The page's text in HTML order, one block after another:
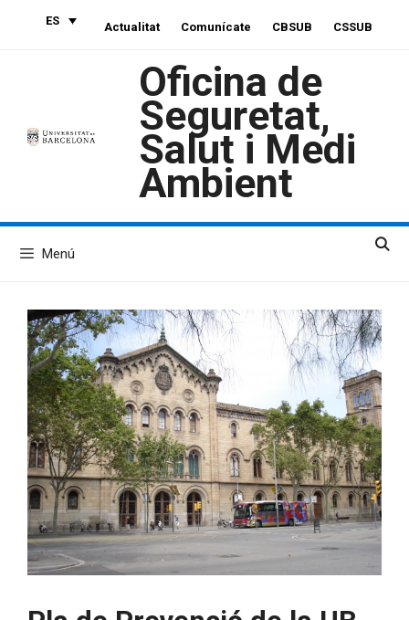
ES Actualitat Comunícate CBSUB CSSUB
Oficina de
Seguretat,
Salut i Medi
Ambient
Menú